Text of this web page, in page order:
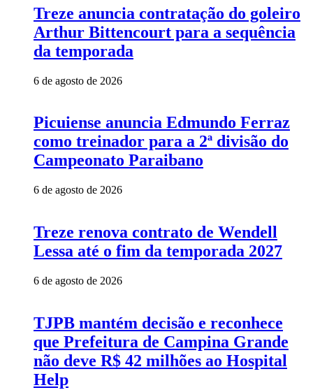
Treze anuncia contratação do goleiro
Arthur Bittencourt para a sequência
da temporada
6 de agosto de 2026
Picuiense anuncia Edmundo Ferraz
como treinador para a 2ª divisão do
Campeonato Paraibano
6 de agosto de 2026
Treze renova contrato de Wendell
Lessa até o fim da temporada 2027
6 de agosto de 2026
TJPB mantém decisão e reconhece
que Prefeitura de Campina Grande
não deve R$ 42 milhões ao Hospital
Help